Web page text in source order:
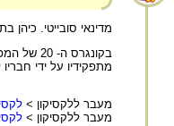
מדינאי סובייטי. כיהן בתפקיד מזכיר
בקונגרס ה- 20 של המפלגה הקומוניסטית בברית המועצות (1956) נשא נאום בו תקף את מדיניות
מתפקידיו על ידי
מעבר ללקסיקון >
מעבר ללקסיקון >